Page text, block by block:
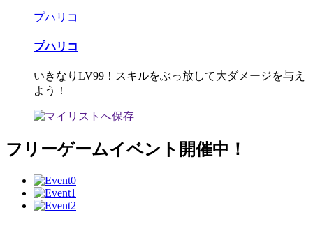
プハリコ
プハリコ
いきなりLV99！スキルをぶっ放して大ダメージを与え
よう！
フリーゲームイベント開催中！